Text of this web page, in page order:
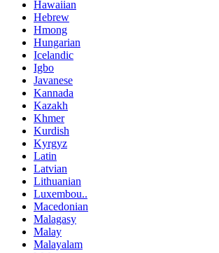
Hawaiian
Hebrew
Hmong
Hungarian
Icelandic
Igbo
Javanese
Kannada
Kazakh
Khmer
Kurdish
Kyrgyz
Latin
Latvian
Lithuanian
Luxembou..
Macedonian
Malagasy
Malay
Malayalam